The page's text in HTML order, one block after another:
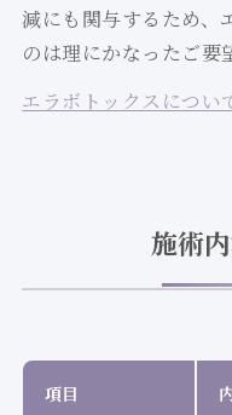
減にも関与するため、
のは理にかなったご要
エラボトックスについ
施術
項目